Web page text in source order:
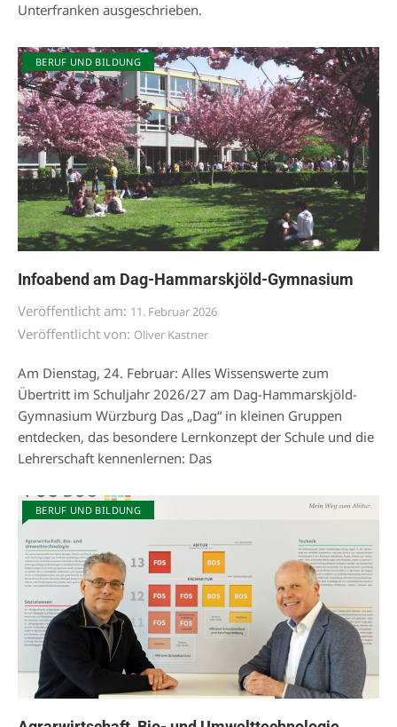
Unterfranken ausgeschrieben.
BERUF UND BILDUNG
Infoabend am Dag-Hammarskjöld-Gymnasium
Veröffentlicht am: 11. Februar 2026
Veröffentlicht von: Oliver Kastner
Am Dienstag, 24. Februar: Alles Wissenswerte zum
Übertritt im Schuljahr 2026/27 am Dag-Hammarskjöld-
Gymnasium Würzburg Das „Dag“ in kleinen Gruppen
entdecken, das besondere Lernkonzept der Schule und die
Lehrerschaft kennenlernen: Das
BERUF UND BILDUNG